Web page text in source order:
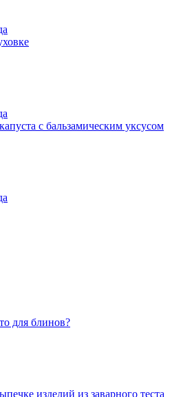
с бальзамическим уксусом
для блинов?
изделий из заварного теста